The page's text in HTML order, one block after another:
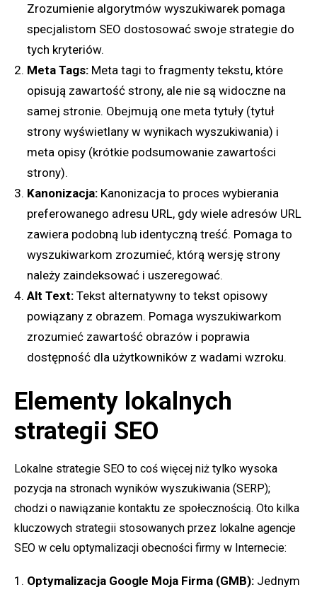
Zrozumienie algorytmów wyszukiwarek pomaga
specjalistom SEO dostosować swoje strategie do
tych kryteriów.
Meta Tags: Meta tagi to fragmenty tekstu, które
opisują zawartość strony, ale nie są widoczne na
samej stronie. Obejmują one meta tytuły (tytuł
strony wyświetlany w wynikach wyszukiwania) i
meta opisy (krótkie podsumowanie zawartości
strony).
Kanonizacja: Kanonizacja to proces wybierania
preferowanego adresu URL, gdy wiele adresów URL
zawiera podobną lub identyczną treść. Pomaga to
wyszukiwarkom zrozumieć, którą wersję strony
należy zaindeksować i uszeregować.
Alt Text: Tekst alternatywny to tekst opisowy
powiązany z obrazem. Pomaga wyszukiwarkom
zrozumieć zawartość obrazów i poprawia
dostępność dla użytkowników z wadami wzroku.
Elementy lokalnych
strategii SEO
Lokalne strategie SEO to coś więcej niż tylko wysoka
pozycja na stronach wyników wyszukiwania (SERP);
chodzi o nawiązanie kontaktu ze społecznością. Oto kilka
kluczowych strategii stosowanych przez lokalne agencje
SEO w celu optymalizacji obecności firmy w Internecie:
Optymalizacja Google Moja Firma (GMB): Jednym